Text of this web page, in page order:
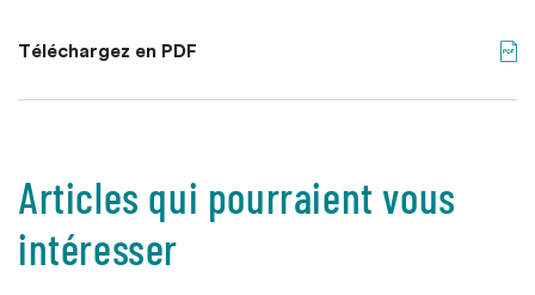
Téléchargez en PDF
Articles qui pourraient vous
intéresser